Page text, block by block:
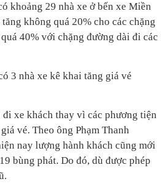
khoảng 29 nhà xe ở bến xe Miền
không quá 20% cho các chặng
40% với chặng đường dài đi các
3 nhà xe kê khai tăng giá vé
xe khách thay vì các phương tiện
vé. Theo ông Phạm Thanh
nay lượng hành khách cũng mới
bùng phát. Do đó, dù được phép